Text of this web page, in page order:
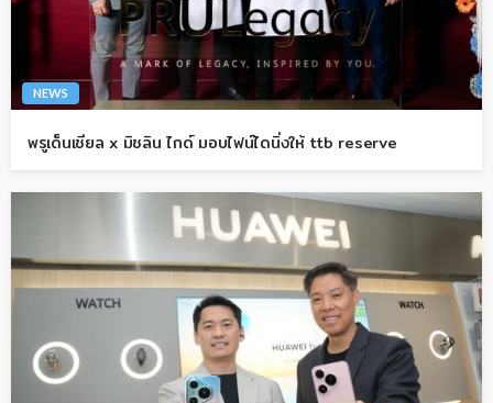
NEWS
พรูเด็นเชียล x มิชลิน ไกด์ มอบไฟน์ไดนิ่งให้ ttb reserve